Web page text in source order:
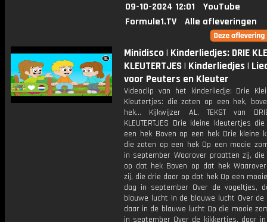
09-10-2024 12:01
YouTube
Formule1.TV
Alle afleveringen
Minidisco | Kinderliedjes: DRIE
KLEUTERTJES | Kinderliedjes |
voor Peuters en Kleuter
Videoclip van het kinderliedje: Drie
Kleutertjes: die zaten op een hek,
hek… Kijkwijzer AL. TEKST van
KLEUTERTJES Drie kleine kleutertjes
een hek Boven op een hek Drie kleine
die zaten op een hek Op een mooie
in september Waarover praatten zij,
op dat hek Boven op dat hek
zij, die drie daar op dat hek Op een
dag in september Over de vogeltjes,
blauwe lucht In de blauwe lucht Over de
daar in de blauwe lucht Op die mooie
in september Over de kikkertjes, daar